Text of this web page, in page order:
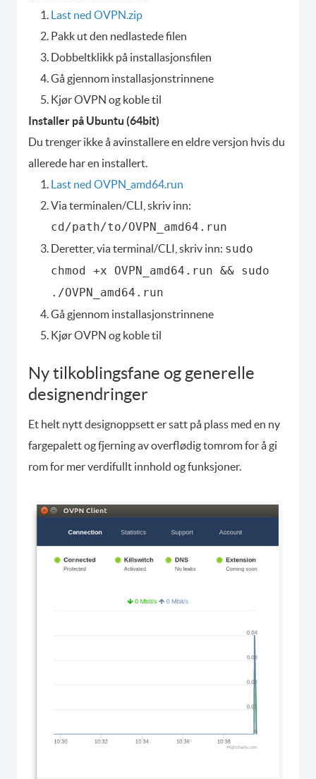
Last ned OVPN.zip
Pakk ut den nedlastede filen
Dobbeltklikk på installasjonsfilen
Gå gjennom installasjonstrinnene
Kjør OVPN og koble til
Installer på Ubuntu (64bit)
Du trenger ikke å avinstallere en eldre versjon hvis du
allerede har en installert.
Last ned OVPN_amd64.run
Via terminalen/CLI, skriv inn:
cd/path/to/OVPN_amd64.run
Deretter, via terminal/CLI, skriv inn: sudo
chmod +x OVPN_amd64.run && sudo
./OVPN_amd64.run
Gå gjennom installasjonstrinnene
Kjør OVPN og koble til
Ny tilkoblingsfane og generelle
designendringer
Et helt nytt designoppsett er satt på plass med en ny
fargepalett og fjerning av overflødig tomrom for å gi
rom for mer verdifullt innhold og funksjoner.